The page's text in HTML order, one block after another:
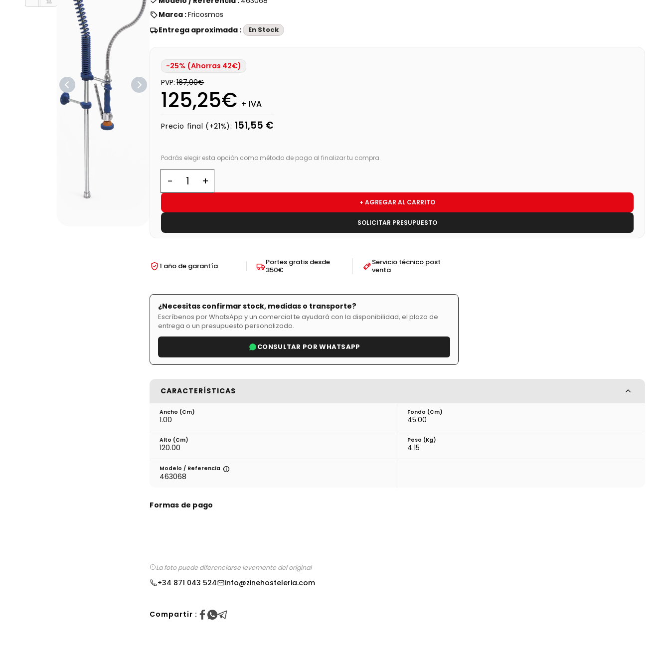
Marca :Fricosmos
Entrega aproximada :
En Stock
-25% (Ahorras 42€)
PVP: 167,00€
125,25€ + IVA
Precio final (+21%): 151,55 €
Podrás elegir esta opción como método de pago al finalizar tu compra.
+ AGREGAR AL CARRITO
SOLICITAR PRESUPUESTO
1 año de garantía
Portes gratis desde
350€
Servicio técnico post
venta
¿Necesitas confirmar stock, medidas o transporte?
Escríbenos por WhatsApp y un comercial te ayudará con la disponibilidad, el plazo de
entrega o un presupuesto personalizado.
CONSULTAR POR WHATSAPP
CARACTERÍSTICAS
Ancho (cm)
1.00
Fondo (cm)
45.00
Alto (cm)
120.00
Peso (kg)
4.15
Modelo / Referencia
463068
Formas de pago
La foto puede diferenciarse levemente del original
+34 871 043 524 info@zinehosteleria.com
Compartir :